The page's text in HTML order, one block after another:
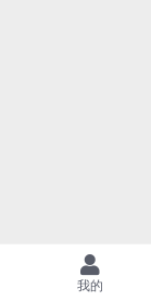
我的